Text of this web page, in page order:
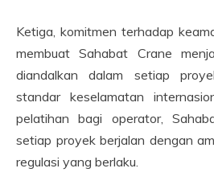
Ketiga, komitmen terhadap
membuat Sahabat Crane
diandalkan dalam setiap
standar keselamatan
pelatihan bagi operator,
setiap proyek berjalan dengan
regulasi yang berlaku.